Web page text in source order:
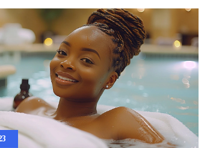
masérů, se stává také atraktivní volbou pro
je zdůraznit, že se jedná o legální a
která ctí souhlas a bezpečnost klienta.